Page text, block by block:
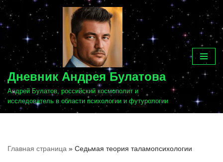
Перейти
к
содержимому
Дневник Андрея Булатова
Андрей Булатов, российский космополит и
исследователь в области психологии и футурологии
Главная страница » Седьмая теория таламопсихологии